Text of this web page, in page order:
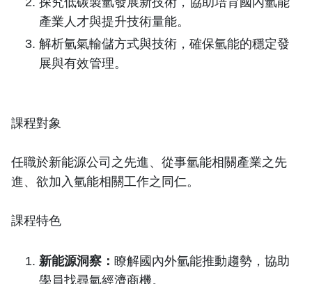
產業人才與提升技術量能。
解析氫氣輸儲方式與技術，確保氫能的穩定發
展與有效管理。
課程對象
任職於新能源公司之先進、從事氫能相關產業之先
進、欲加入氫能相關工作之同仁。
課程特色
新能源洞察： 瞭解國內外氫能推動趨勢，協助
學員找尋氫經濟商機。